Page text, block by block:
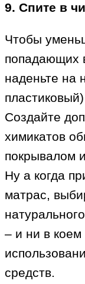
9. Спите в
Чтобы
попадающих
наденьте на
Создайте
химикатов
покрывалом
Ну а когда
матрас,
– и ни в коем
средств.